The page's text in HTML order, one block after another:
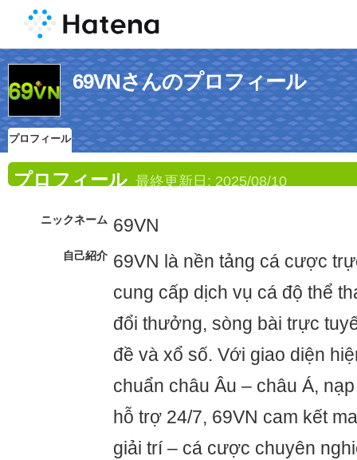
69VNさんのプロフィール
プロフィール
プロフィール 最終更新日: 2025/08/10
ニックネーム 69VN
自己紹介 69VN là nền tảng cá cược
cung cấp dịch vụ cá độ thể
đổi thưởng, sòng bài trực
đề và xổ số. Với giao diện
chuẩn châu Âu – châu Á,
hỗ trợ 24/7, 69VN cam kết
giải trí – cá cược chuyên